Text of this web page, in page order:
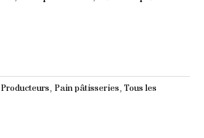
, Pain pâtisseries, Tous les